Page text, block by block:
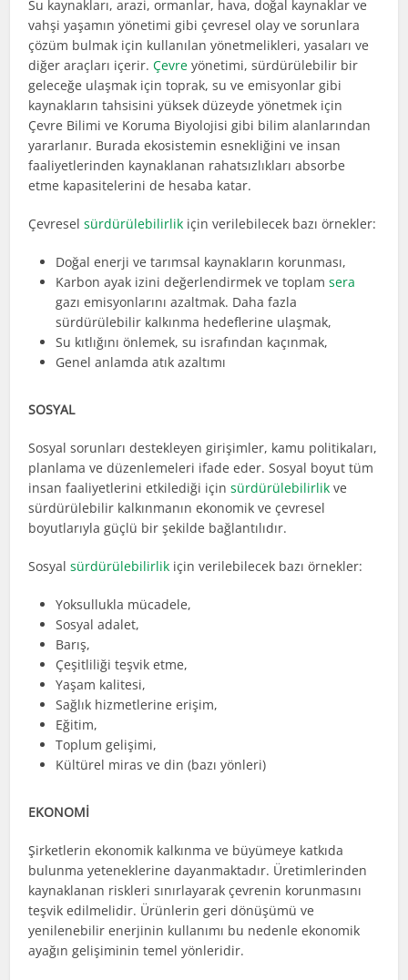
Su kaynakları, arazi, ormanlar, hava, doğal kaynaklar ve
vahşi yaşamın yönetimi gibi çevresel olay ve sorunlara
çözüm bulmak için kullanılan yönetmelikleri, yasaları ve
diğer araçları içerir.Çevre yönetimi, sürdürülebilir bir
geleceğe ulaşmak için toprak, su ve emisyonlar gibi
kaynakların tahsisini yüksek düzeyde yönetmek için
Çevre Bilimi ve Koruma Biyolojisi gibi bilim alanlarından
yararlanır. Burada ekosistemin esnekliğini ve insan
faaliyetlerinden kaynaklanan rahatsızlıkları absorbe
etme kapasitelerini de hesaba katar.
Çevreselsürdürülebilirlik için verilebilecek bazı örnekler:
Doğal enerji ve tarımsal kaynakların korunması,
Karbon ayak izini değerlendirmek ve toplamsera
gazı emisyonlarını azaltmak. Daha fazla
sürdürülebilir kalkınma hedeflerine ulaşmak,
Su kıtlığını önlemek, su israfından kaçınmak,
Genel anlamda atık azaltımı
SOSYAL
Sosyal sorunları destekleyen girişimler, kamu politikaları,
planlama ve düzenlemeleri ifade eder. Sosyal boyut tüm
insan faaliyetlerini etkilediği içinsürdürülebilirlik ve
sürdürülebilir kalkınmanın ekonomik ve çevresel
boyutlarıyla güçlü bir şekilde bağlantılıdır.
Sosyalsürdürülebilirlik için verilebilecek bazı örnekler:
Yoksullukla mücadele,
Sosyal adalet,
Barış,
Çeşitliliği teşvik etme,
Yaşam kalitesi,
Sağlık hizmetlerine erişim,
Eğitim,
Toplum gelişimi,
Kültürel miras ve din (bazı yönleri)
EKONOMİ
Şirketlerin ekonomik kalkınma ve büyümeye katkıda
bulunma yeteneklerine dayanmaktadır. Üretimlerinden
kaynaklanan riskleri sınırlayarak çevrenin korunmasını
teşvik edilmelidir. Ürünlerin geri dönüşümü ve
yenilenebilir enerjinin kullanımı bu nedenle ekonomik
ayağın gelişiminin temel yönleridir.